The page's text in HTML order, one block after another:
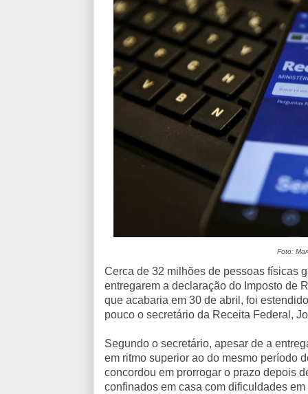
Foto:
Cerca de 32 milhões de pessoas físicas
entregarem a declaração do Imposto de
que acabaria em 30 de abril, foi
pouco o secretário da Receita Federal,
Segundo o secretário, apesar de a
em ritmo superior ao do mesmo período
concordou em prorrogar o prazo depois
confinados em casa com dificuldades